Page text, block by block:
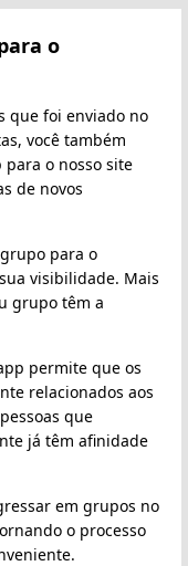
o
que foi enviado no
você também
o nosso site
de novos
para o
visibilidade. Mais
grupo têm a
permite que os
relacionados aos
que
já têm afinidade
em grupos no
o processo